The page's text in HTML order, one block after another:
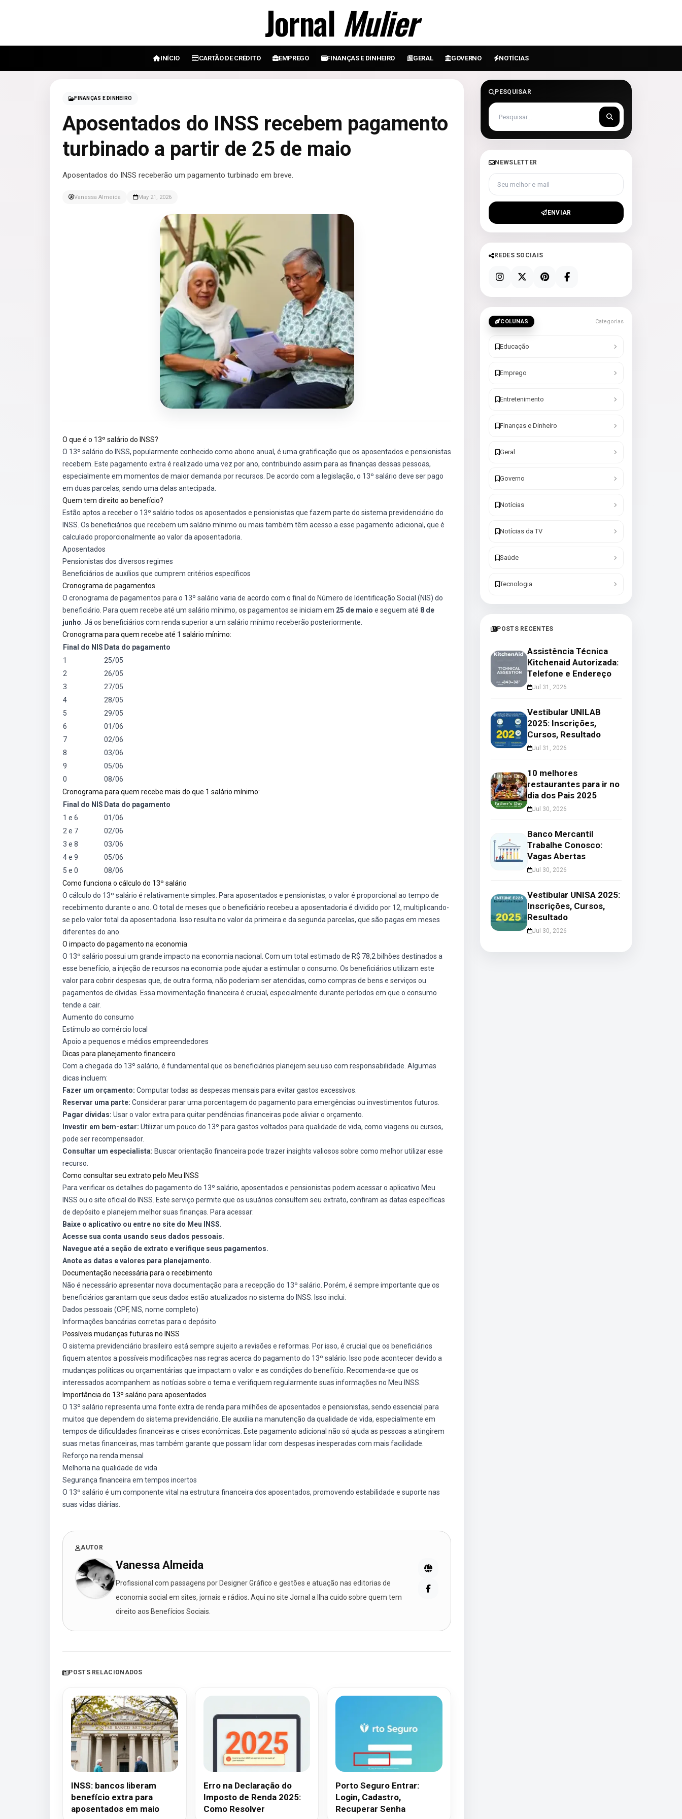
Jornal Mulier
INÍCIO CARTÃO DE CRÉDITO EMPREGO FINANÇAS E DINHEIRO GERAL GOVERNO NOTÍCIAS
FINANÇAS E DINHEIRO
Aposentados do INSS recebem pagamento
turbinado a partir de 25 de maio
Aposentados do INSS receberão um pagamento turbinado em breve.
Vanessa Almeida May 21, 2026
O que é o 13º salário do INSS?
O 13º salário do INSS, popularmente conhecido como abono anual, é uma gratificação que os aposentados e pensionistas
recebem. Este pagamento extra é realizado uma vez por ano, contribuindo assim para as finanças dessas pessoas,
especialmente em momentos de maior demanda por recursos. De acordo com a legislação, o 13º salário deve ser pago
em duas parcelas, sendo uma delas antecipada.
Quem tem direito ao benefício?
Estão aptos a receber o 13º salário todos os aposentados e pensionistas que fazem parte do sistema previdenciário do
INSS. Os beneficiários que recebem um salário mínimo ou mais também têm acesso a esse pagamento adicional, que é
calculado proporcionalmente ao valor da aposentadoria.
Aposentados
Pensionistas dos diversos regimes
Beneficiários de auxílios que cumprem critérios específicos
Cronograma de pagamentos
O cronograma de pagamentos para o 13º salário varia de acordo com o final do Número de Identificação Social (NIS) do
beneficiário. Para quem recebe até um salário mínimo, os pagamentos se iniciam em 25 de maio e seguem até 8 de
junho . Já os beneficiários com renda superior a um salário mínimo receberão posteriormente.
Cronograma para quem recebe até 1 salário mínimo:
Final do NIS Data do pagamento
1
25/05
2
26/05
3
27/05
4
28/05
5
29/05
6
01/06
7
02/06
8
03/06
9
05/06
0
08/06
Cronograma para quem recebe mais do que 1 salário mínimo:
Final do NIS Data do pagamento
1 e 6
01/06
2 e 7
02/06
3 e 8
03/06
4 e 9
05/06
5 e 0
08/06
Como funciona o cálculo do 13º salário
O cálculo do 13º salário é relativamente simples. Para aposentados e pensionistas, o valor é proporcional ao tempo de
recebimento durante o ano. O total de meses que o beneficiário recebeu a aposentadoria é dividido por 12, multiplicando-
se pelo valor total da aposentadoria. Isso resulta no valor da primeira e da segunda parcelas, que são pagas em meses
diferentes do ano.
O impacto do pagamento na economia
O 13º salário possui um grande impacto na economia nacional. Com um total estimado de R$ 78,2 bilhões destinados a
esse benefício, a injeção de recursos na economia pode ajudar a estimular o consumo. Os beneficiários utilizam este
valor para cobrir despesas que, de outra forma, não poderiam ser atendidas, como compras de bens e serviços ou
pagamentos de dívidas. Essa movimentação financeira é crucial, especialmente durante períodos em que o consumo
tende a cair.
Aumento do consumo
Estímulo ao comércio local
Apoio a pequenos e médios empreendedores
Dicas para planejamento financeiro
Com a chegada do 13º salário, é fundamental que os beneficiários planejem seu uso com responsabilidade. Algumas
dicas incluem:
Fazer um orçamento: Computar todas as despesas mensais para evitar gastos excessivos.
Reservar uma parte: Considerar parar uma porcentagem do pagamento para emergências ou investimentos futuros.
Pagar dívidas: Usar o valor extra para quitar pendências financeiras pode aliviar o orçamento.
Investir em bem-estar: Utilizar um pouco do 13º para gastos voltados para qualidade de vida, como viagens ou cursos,
pode ser recompensador.
Consultar um especialista: Buscar orientação financeira pode trazer insights valiosos sobre como melhor utilizar esse
recurso.
Como consultar seu extrato pelo Meu INSS
Para verificar os detalhes do pagamento do 13º salário, aposentados e pensionistas podem acessar o aplicativo Meu
INSS ou o site oficial do INSS. Este serviço permite que os usuários consultem seu extrato, confiram as datas específicas
de depósito e planejem melhor suas finanças. Para acessar:
Baixe o aplicativo ou entre no site do Meu INSS.
Acesse sua conta usando seus dados pessoais.
Navegue até a seção de extrato e verifique seus pagamentos.
Anote as datas e valores para planejamento.
Documentação necessária para o recebimento
Não é necessário apresentar nova documentação para a recepção do 13º salário. Porém, é sempre importante que os
beneficiários garantam que seus dados estão atualizados no sistema do INSS. Isso inclui:
Dados pessoais (CPF, NIS, nome completo)
Informações bancárias corretas para o depósito
Possíveis mudanças futuras no INSS
O sistema previdenciário brasileiro está sempre sujeito a revisões e reformas. Por isso, é crucial que os beneficiários
fiquem atentos a possíveis modificações nas regras acerca do pagamento do 13º salário. Isso pode acontecer devido a
mudanças políticas ou orçamentárias que impactam o valor e as condições do benefício. Recomenda-se que os
interessados acompanhem as notícias sobre o tema e verifiquem regularmente suas informações no Meu INSS.
Importância do 13º salário para aposentados
O 13º salário representa uma fonte extra de renda para milhões de aposentados e pensionistas, sendo essencial para
muitos que dependem do sistema previdenciário. Ele auxilia na manutenção da qualidade de vida, especialmente em
tempos de dificuldades financeiras e crises econômicas. Este pagamento adicional não só ajuda as pessoas a atingirem
suas metas financeiras, mas também garante que possam lidar com despesas inesperadas com mais facilidade.
Reforço na renda mensal
Melhoria na qualidade de vida
Segurança financeira em tempos incertos
O 13º salário é um componente vital na estrutura financeira dos aposentados, promovendo estabilidade e suporte nas
suas vidas diárias.
AUTOR
Vanessa Almeida
Profissional com passagens por Designer Gráfico e gestões e atuação nas editorias de
economia social em sites, jornais e rádios. Aqui no site Jornal a Ilha cuido sobre quem tem
direito aos Benefícios Sociais.
POSTS RELACIONADOS
INSS: bancos liberam
benefício extra para
aposentados em maio
Erro na Declaração do
Imposto de Renda 2025:
Como Resolver
Porto Seguro Entrar:
Login, Cadastro,
Recuperar Senha
PESQUISAR
NEWSLETTER
Seu melhor e-mail
ENVIAR
REDES SOCIAIS
COLUNAS Categorias
Educação
Emprego
Entretenimento
Finanças e Dinheiro
Geral
Governo
Notícias
Notícias da TV
Saúde
Tecnologia
POSTS RECENTES
Assistência Técnica
Kitchenaid Autorizada:
Telefone e Endereço
Jul 31, 2026
Vestibular UNILAB
2025: Inscrições,
Cursos, Resultado
Jul 31, 2026
10 melhores
restaurantes para ir no
dia dos Pais 2025
Jul 30, 2026
Banco Mercantil
Trabalhe Conosco:
Vagas Abertas
Jul 30, 2026
Vestibular UNISA 2025:
Inscrições, Cursos,
Resultado
Jul 30, 2026